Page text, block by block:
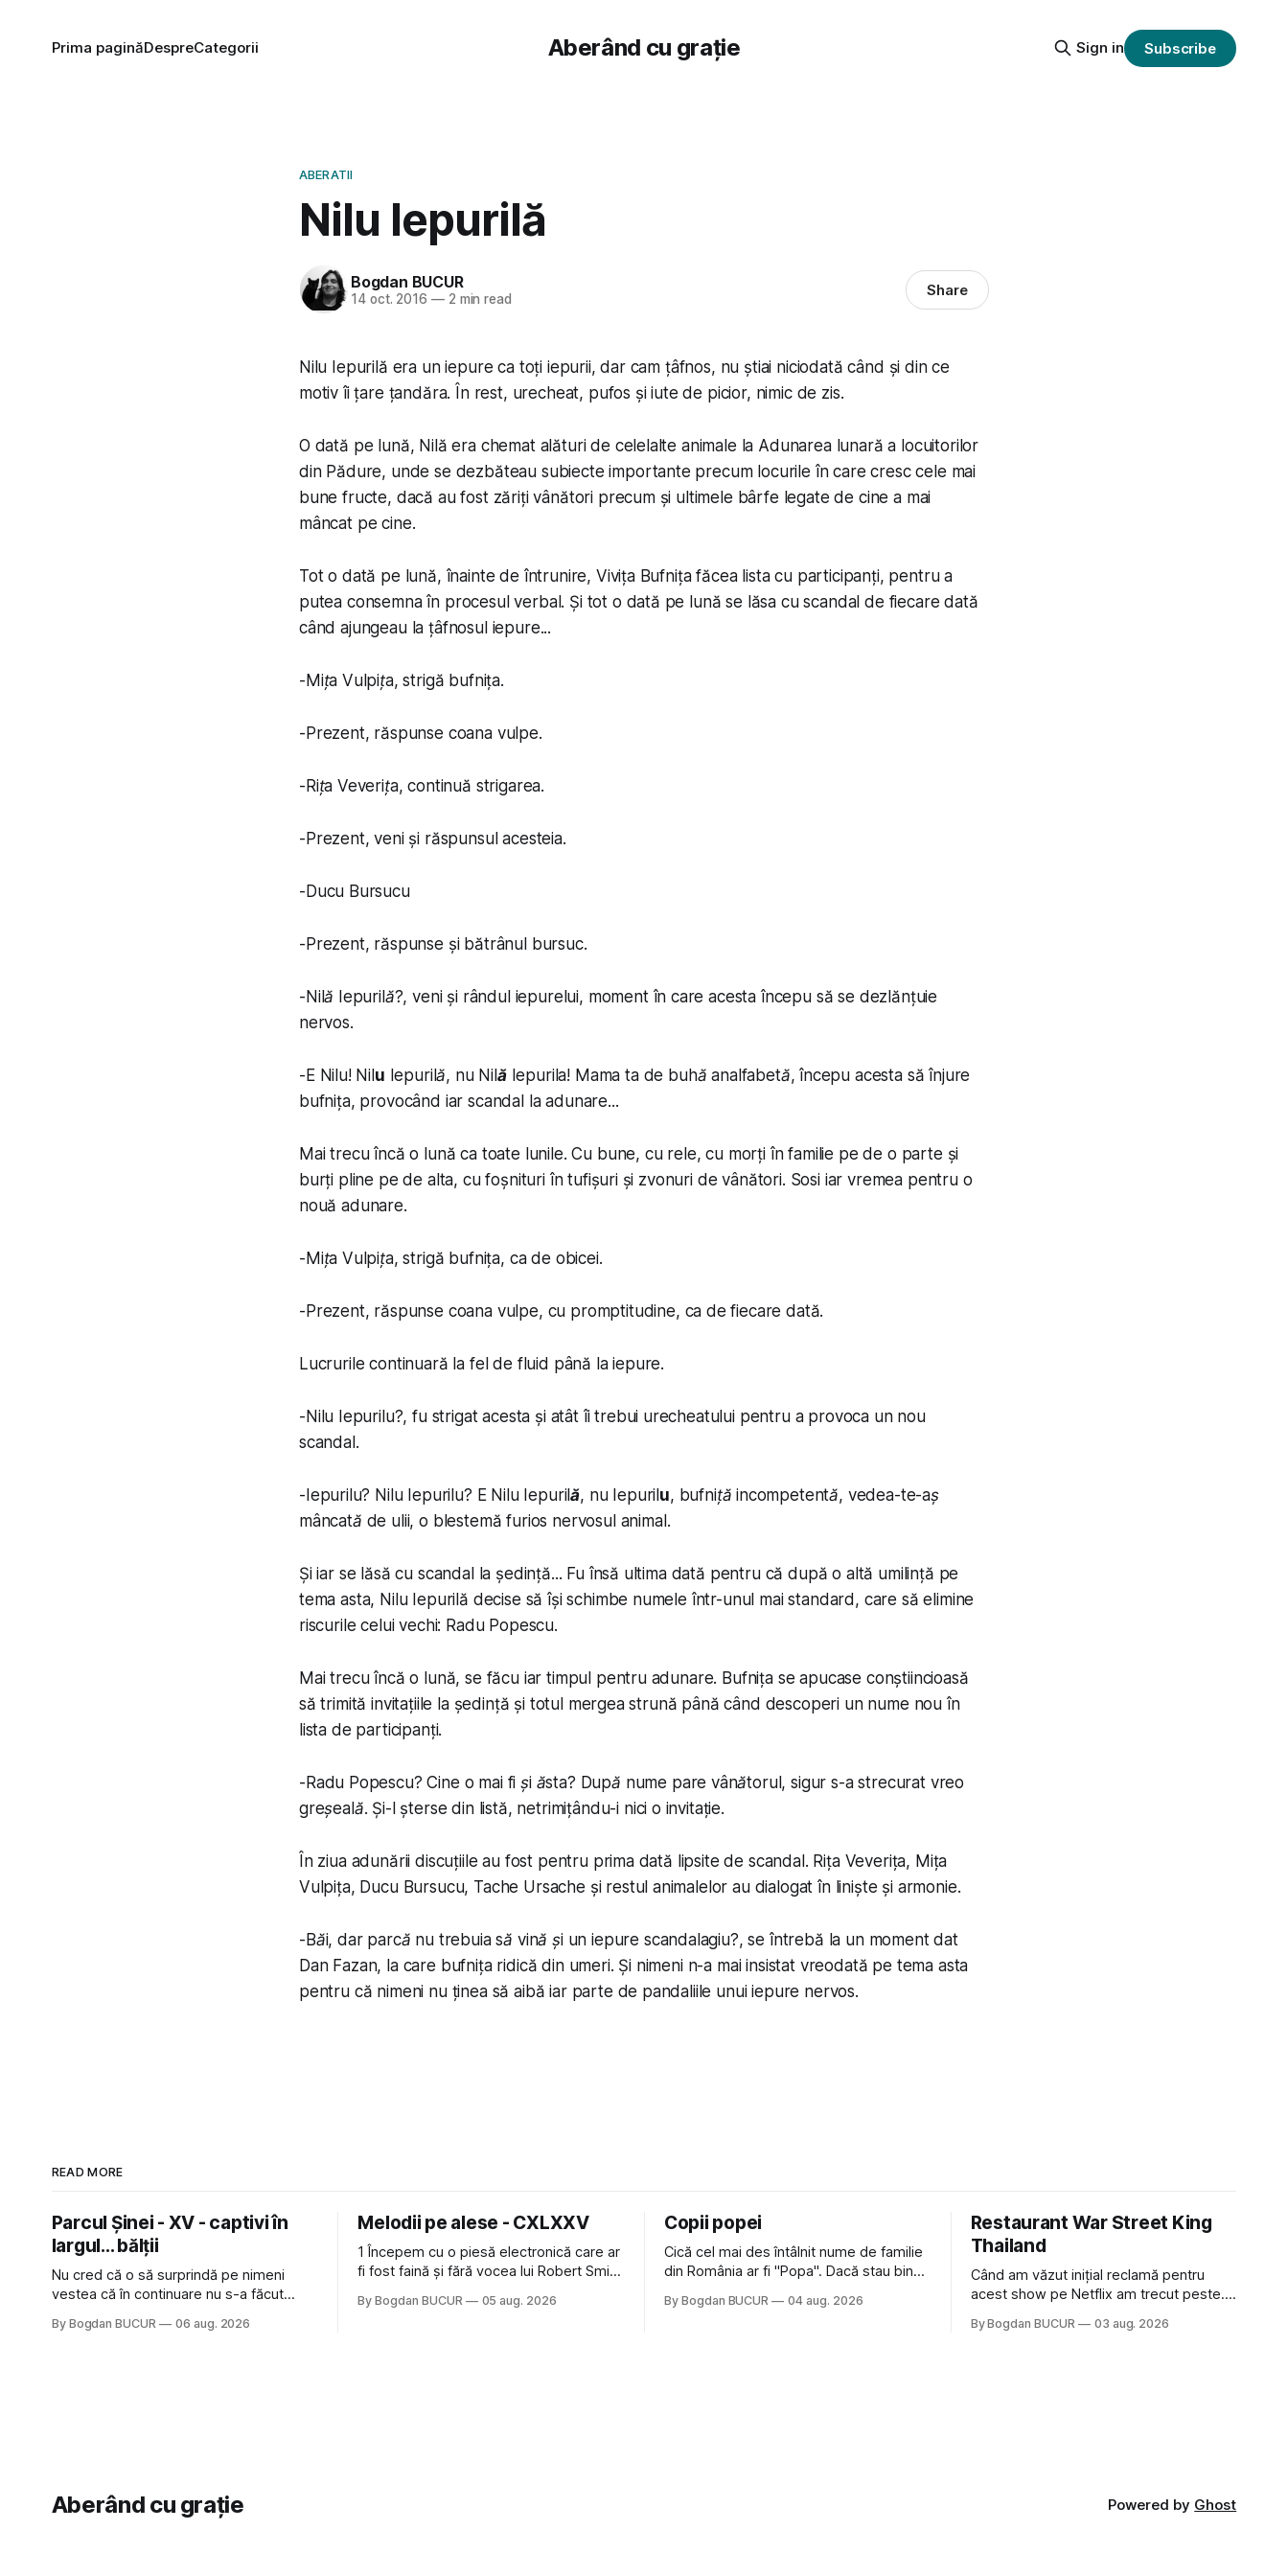
Aberând cu grație
Prima paginăDespreCategorii Sign in Subscribe
ABERATII
Nilu Iepurilă
Bogdan BUCUR
14 oct. 2016 —2 min read Share
Nilu Iepurilă era un iepure ca toți iepurii, dar cam țâfnos, nu știai niciodată când și din ce
motiv îi țare țandăra. În rest, urecheat, pufos și iute de picior, nimic de zis.
O dată pe lună, Nilă era chemat alături de celelalte animale la Adunarea lunară a locuitorilor
din Pădure, unde se dezbăteau subiecte importante precum locurile în care cresc cele mai
bune fructe, dacă au fost zăriți vânători precum și ultimele bârfe legate de cine a mai
mâncat pe cine.
Tot o dată pe lună, înainte de întrunire, Vivița Bufnița făcea lista cu participanți, pentru a
putea consemna în procesul verbal. Și tot o dată pe lună se lăsa cu scandal de fiecare dată
când ajungeau la țâfnosul iepure...
- Mița Vulpița, strigă bufnița.
- Prezent, răspunse coana vulpe.
- Rița Veverița, continuă strigarea.
- Prezent, veni și răspunsul acesteia.
- Ducu Bursucu
- Prezent, răspunse și bătrânul bursuc.
- Nilă Iepurilă?, veni și rândul iepurelui, moment în care acesta începu să se dezlănțuie
nervos.
- E Nilu! Nil u Iepurilă, nu Nil ăIepurila! Mama ta de buhă analfabetă, începu acesta să înjure
bufnița, provocând iar scandal la adunare...
Mai trecu încă o lună ca toate lunile. Cu bune, cu rele, cu morți în familie pe de o parte și
burți pline pe de alta, cu foșnituri în tufișuri și zvonuri de vânători. Sosi iar vremea pentru o
nouă adunare.
- Mița Vulpița, strigă bufnița, ca de obicei.
- Prezent, răspunse coana vulpe, cu promptitudine, ca de fiecare dată.
Lucrurile continuară la fel de fluid până la iepure.
- Nilu Iepurilu?, fu strigat acesta și atât îi trebui urecheatului pentru a provoca un nou
scandal.
- Iepurilu? Nilu Iepurilu? E Nilu Iepurilă, nu Iepuril u, bufniță incompetentă, vedea-te-aș
mâncată de ulii, o blestemă furios nervosul animal.
Și iar se lăsă cu scandal la ședință... Fu însă ultima dată pentru că după o altă umilință pe
tema asta, Nilu Iepurilă decise să își schimbe numele într-unul mai standard, care să elimine
riscurile celui vechi: Radu Popescu.
Mai trecu încă o lună, se făcu iar timpul pentru adunare. Bufnița se apucase conștiincioasă
să trimită invitațiile la ședință și totul mergea strună până când descoperi un nume nou în
lista de participanți.
- Radu Popescu? Cine o mai fi și ăsta? După nume pare vânătorul, sigur s-a strecurat vreo
greșeală. Și-l șterse din listă, netrimițându-i nici o invitație.
În ziua adunării discuțiile au fost pentru prima dată lipsite de scandal. Rița Veverița, Mița
Vulpița, Ducu Bursucu, Tache Ursache și restul animalelor au dialogat în liniște și armonie.
- Băi, dar parcă nu trebuia să vină și un iepure scandalagiu?, se întrebă la un moment dat
Dan Fazan, la care bufnița ridică din umeri. Și nimeni n-a mai insistat vreodată pe tema asta
pentru că nimeni nu ținea să aibă iar parte de pandaliile unui iepure nervos.
READ MORE
Parcul Șinei - XV - captivi în
largul... bălții
Nu cred că o să surprindă pe nimeni
vestea că în continuare nu s-a făcut
afară de faptul că potăile apărute acolo
By Bogdan BUCUR 06 aug. 2026
Melodii pe alese - CXLXXV
1 Începem cu o piesă electronică care ar
fi fost faină și fără vocea lui Robert Smith
Castles, o formație cu multe piese faine
By Bogdan BUCUR 05 aug. 2026
Copii popei
Cică cel mai des întâlnit nume de familie
din România ar fi "Popa". Dacă stau bine
colegi de școala Popa cam peste tot
By Bogdan BUCUR 04 aug. 2026
Restaurant War Street King
Thailand
Când am văzut inițial reclamă pentru
acest show pe Netflix am trecut peste.
tailandeză pe fundal, era cu street food
By Bogdan BUCUR 03 aug. 2026
Aberând cu grație Powered by Ghost